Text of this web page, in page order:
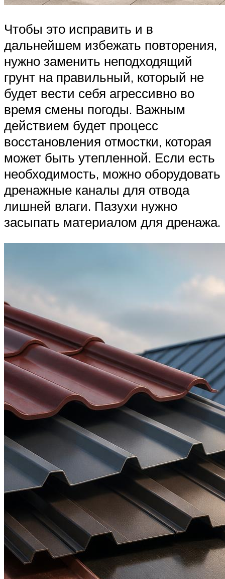
Чтобы это исправить и в
дальнейшем избежать повторения,
нужно заменить неподходящий
грунт на правильный, который не
будет вести себя агрессивно во
время смены погоды. Важным
действием будет процесс
восстановления отмостки, которая
может быть утепленной. Если есть
необходимость, можно оборудовать
дренажные каналы для отвода
лишней влаги. Пазухи нужно
засыпать материалом для дренажа.